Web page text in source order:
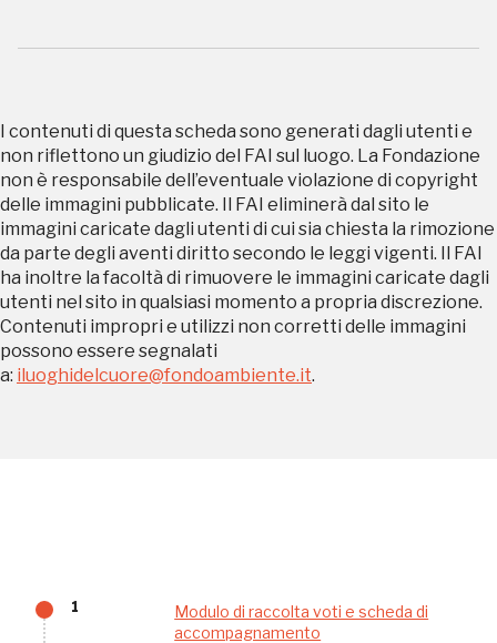
I contenuti di questa scheda sono generati dagli utenti e
non riflettono un giudizio del FAI sul luogo. La Fondazione
non è responsabile dell’eventuale violazione di copyright
delle immagini pubblicate. Il FAI eliminerà dal sito le
immagini caricate dagli utenti di cui sia chiesta la rimozione
da parte degli aventi diritto secondo le leggi vigenti. Il FAI
ha inoltre la facoltà di rimuovere le immagini caricate dagli
utenti nel sito in qualsiasi momento a propria discrezione.
Contenuti impropri e utilizzi non corretti delle immagini
possono essere segnalati
a: iluoghidelcuore@fondoambiente.it.
1
Modulo di raccolta voti e scheda di
accompagnamento
2016, 2020, 2022
Registrati alla newsletter
Accedi alle informazioni per te più interessanti,
a quelle inerenti i luoghi più vicini e gli eventi
organizzati
ISCRIVITI AL FAI